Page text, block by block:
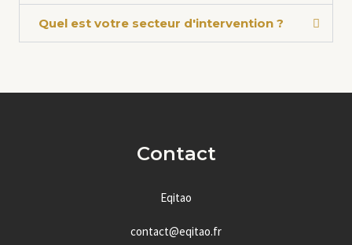
Quel est votre secteur d'intervention ?
Contact
Eqitao
contact@eqitao.fr